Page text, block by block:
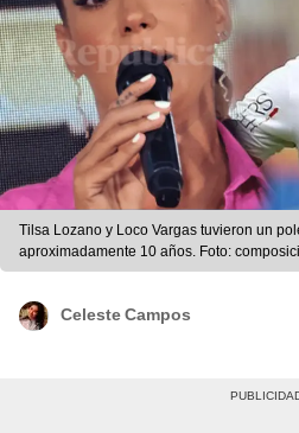
Tilsa Lozano y Loco Vargas tuvieron un
aproximadamente 10 años. Foto:
Vargas/archivo La República
Celeste Campos